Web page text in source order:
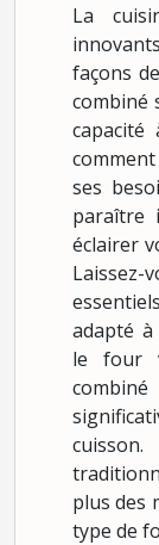
La
façons
combiné
capacité
ses
paraître
éclairer
adapté
le four
plus des
type de